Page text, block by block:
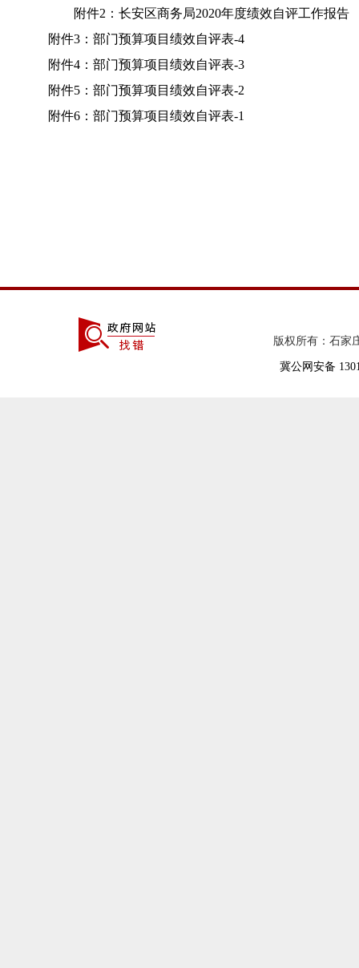
附件2： 长安区商务局2020年度绩效自评工作报告
附件3： 部门预算项目绩效自评表-4
附件4： 部门预算项目绩效自评表-3
附件5： 部门预算项目绩效自评表-2
附件6： 部门预算项目绩效自评表-1